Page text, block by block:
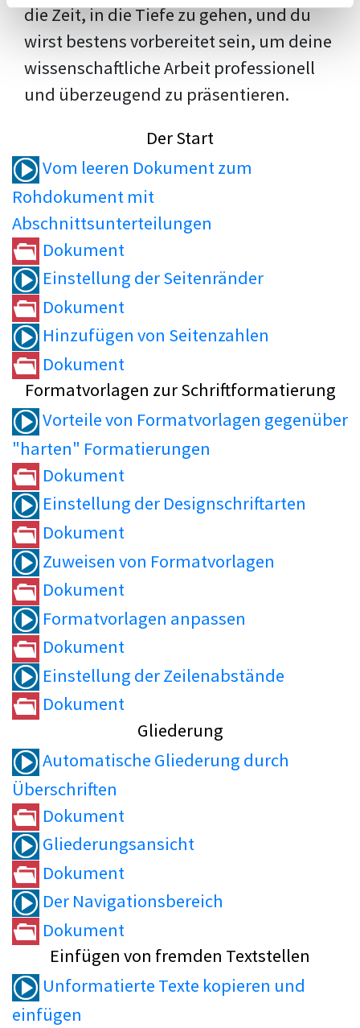
die Zeit, in die Tiefe zu gehen, und du
wirst bestens vorbereitet sein, um deine
wissenschaftliche Arbeit professionell
und überzeugend zu präsentieren.
Der Start
Vom leeren Dokument zum
Rohdokument mit
Abschnittsunterteilungen
Dokument
Einstellung der Seitenränder
Dokument
Hinzufügen von Seitenzahlen
Dokument
Formatvorlagen zur Schriftformatierung
Vorteile von Formatvorlagen gegenüber
"harten" Formatierungen
Dokument
Einstellung der Designschriftarten
Dokument
Zuweisen von Formatvorlagen
Dokument
Formatvorlagen anpassen
Dokument
Einstellung der Zeilenabstände
Dokument
Gliederung
Automatische Gliederung durch
Überschriften
Dokument
Gliederungsansicht
Dokument
Der Navigationsbereich
Dokument
Einfügen von fremden Textstellen
Unformatierte Texte kopieren und
einfügen